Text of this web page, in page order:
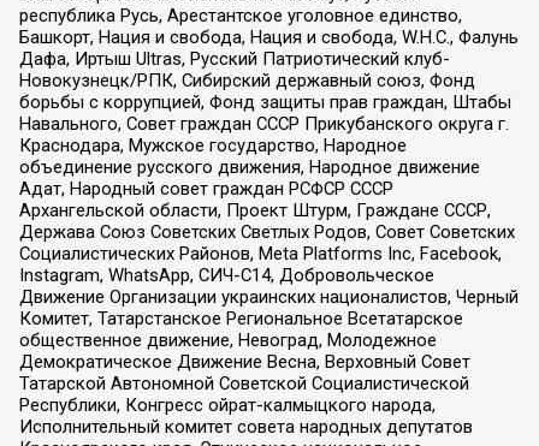
республика Русь, Арестантское уголовное единство,
Башкорт, Нация и свобода, Нация и свобода, W.H.С., Фалунь
Дафа, Иртыш Ultras, Русский Патриотический клуб-
Новокузнецк/РПК, Сибирский державный союз, Фонд
борьбы с коррупцией, Фонд защиты прав граждан, Штабы
Навального, Совет граждан СССР Прикубанского округа г.
Краснодара, Мужское государство, Народное
объединение русского движения, Народное движение
Адат, Народный совет граждан РСФСР СССР
Архангельской области, Проект Штурм, Граждане СССР,
Держава Союз Советских Светлых Родов, Совет Советских
Социалистических Районов, Meta Platforms Inc, Facebook,
Instagram, WhatsApp, СИЧ-С14, Добровольческое
Движение Организации украинских националистов, Черный
Комитет, Татарстанское Региональное Всетатарское
общественное движение, Невоград, Молодежное
Демократическое Движение Весна, Верховный Совет
Татарской Автономной Советской Социалистической
Республики, Конгресс ойрат-калмыцкого народа,
Исполнительный комитет совета народных депутатов